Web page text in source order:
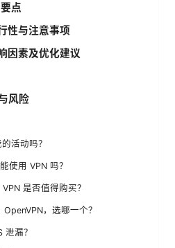
点
性与注意事项
因素及优化建议
风险
活动吗？
使用 VPN 吗？
是否值得购买？
，选哪一个？
泄漏？